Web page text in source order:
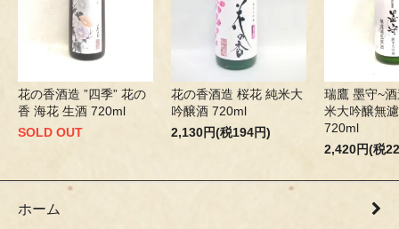
花の香酒造 ”四季” 花の
香 海花 生酒 720ml
SOLD OUT
花の香酒造 桜花 純米大
吟醸酒 720ml
2,130円(税194円)
瑞鷹 墨守~
米大吟醸無
720ml
2,420円(税
ホーム